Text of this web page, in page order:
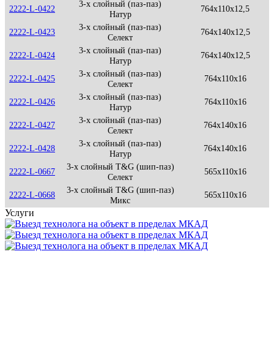
2222-L-0422
3-х слойный (паз-паз)
Натур
764x110x12,5
2222-L-0423
3-х слойный (паз-паз)
Селект
764x140x12,5
2222-L-0424
3-х слойный (паз-паз)
Натур
764x140x12,5
2222-L-0425
3-х слойный (паз-паз)
Селект
764x110x16
2222-L-0426
3-х слойный (паз-паз)
Натур
764x110x16
2222-L-0427
3-х слойный (паз-паз)
Селект
764x140x16
2222-L-0428
3-х слойный (паз-паз)
Натур
764x140x16
2222-L-0667
3-х слойный T&G (шип-паз)
Селект
565x110x16
2222-L-0668
3-х слойный T&G (шип-паз)
Микс
565x110x16
Услуги